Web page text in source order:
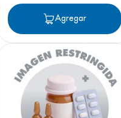
AgregarAgregar